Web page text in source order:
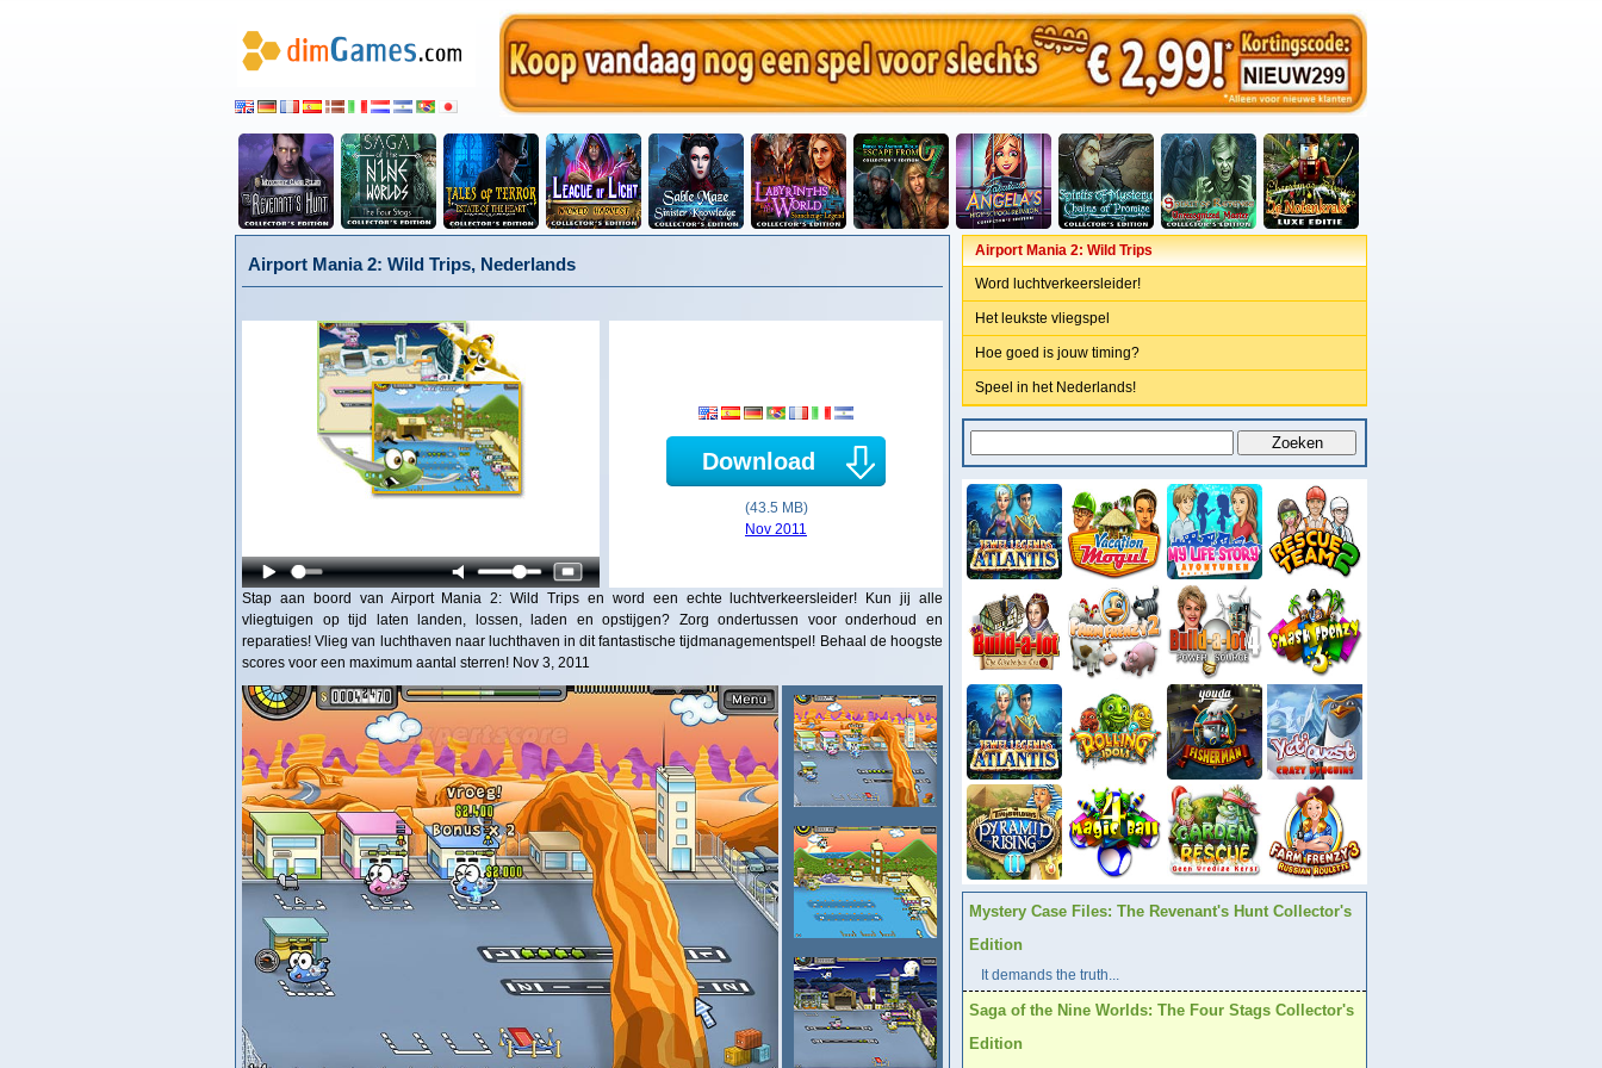
Airport Mania 2: Wild Trips, Nederlands
Download
(43.5 MB)
Nov 2011
Stap aan boord van Airport Mania 2: Wild Trips en word een echte luchtverkeersleider! Kun jij alle
vliegtuigen op tijd laten landen, lossen, laden en opstijgen? Zorg ondertussen voor onderhoud en
reparaties! Vlieg van luchthaven naar luchthaven in dit fantastische tijdmanagementspel! Behaal de hoogste
scores voor een maximum aantal sterren! Nov 3, 2011
Airport Mania 2: Wild Trips
Word luchtverkeersleider!
Het leukste vliegspel
Hoe goed is jouw timing?
Speel in het Nederlands!
Mystery Case Files: The Revenant's Hunt Collector's
Edition
It demands the truth...
Saga of the Nine Worlds: The Four Stags Collector's
Edition